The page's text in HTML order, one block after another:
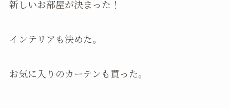
新しいお部屋が決まった！
インテリアも決めた。
お気に入りのカーテンも買った。